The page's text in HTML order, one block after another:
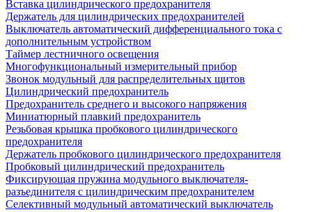
Вставка цилиндрического предохранителя
Держатель для цилиндрических предохранителей
Выключатель автоматический дифференциального тока с
дополнительным устройством
Таймер лестничного освещения
Многофункциональный измерительный прибор
Звонок модульный для распределительных щитов
Цилиндрический предохранитель
Предохранитель среднего и высокого напряжения
Миниатюрный плавкий предохранитель
Резьбовая крышка пробкового цилиндрического
предохранителя
Держатель пробкового цилиндрического предохранителя
Пробковый цилиндрический предохранитель
Фиксирующая пружина модульного выключателя-
разъединителя с цилиндрическим предохранителем
Селективный модульный автоматический выключатель